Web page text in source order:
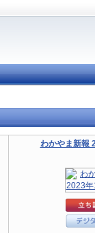
わかやま新報